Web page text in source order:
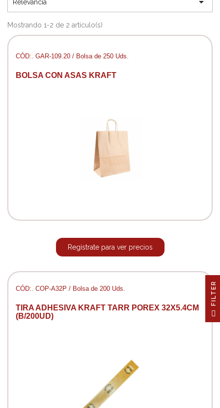
Relevancia
Mostrando 1-2 de 2 artículo(s)
CÓD:. GAR-109.20 / Bolsa de 250 Uds.
BOLSA CON ASAS KRAFT
Regístrate para ver precios
CÓD:. COP-A32P / Bolsa de 200 Uds.
TIRA ADHESIVA KRAFT TARR POREX 32X5.4CM
(B/200UD)
R